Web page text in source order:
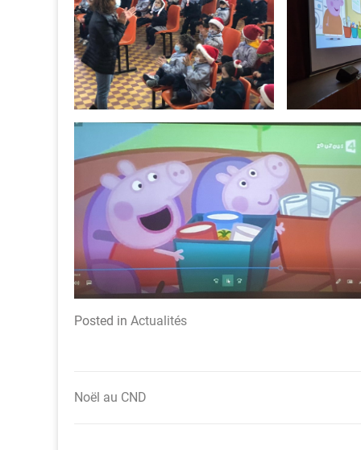
Posted in Actualités
Navigation
Noël au CND